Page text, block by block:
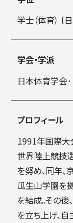
通
学士（体育）
学会・学派
日本体育学会
プロフィール
1991年国際大
世界陸上競技
を努め、同年
瓜生山学園を拠
を結成。その後
を立ち上げ、